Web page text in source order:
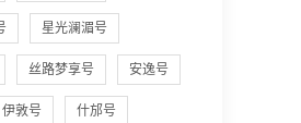
星光澜湄号
丝路梦享号 安逸号
伊敦号 什邡号